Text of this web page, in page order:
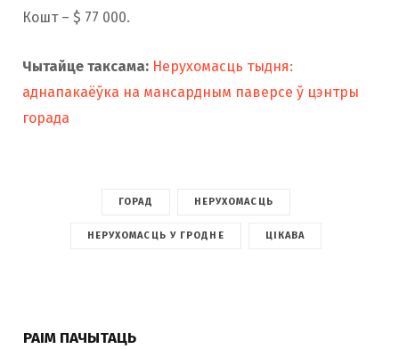
Кошт – $ 77 000.
Чытайце таксама: Нерухомасць тыдня:
аднапакаёўка на мансардным паверсе ў цэнтры
горада
ГОРАД НЕРУХОМАСЦЬ
НЕРУХОМАСЦЬ У ГРОДНЕ ЦІКАВА
РАІМ ПАЧЫТАЦЬ